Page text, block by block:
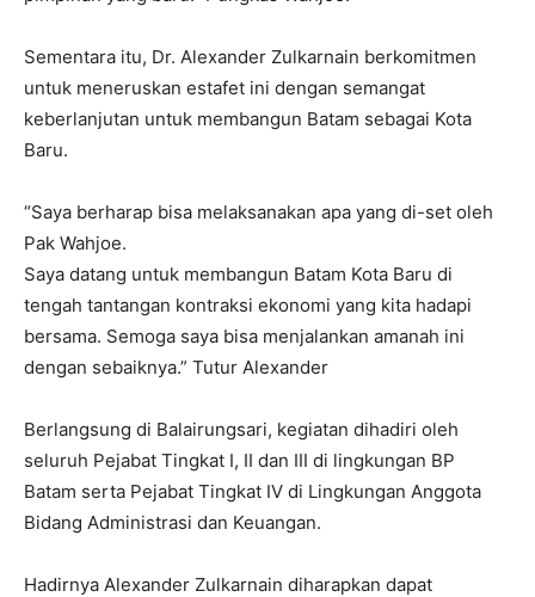
Sementara itu, Dr. Alexander Zulkarnain berkomitmen
untuk meneruskan estafet ini dengan semangat
keberlanjutan untuk membangun Batam sebagai Kota
Baru.
“Saya berharap bisa melaksanakan apa yang di-set oleh
Pak Wahjoe.
Saya datang untuk membangun Batam Kota Baru di
tengah tantangan kontraksi ekonomi yang kita hadapi
bersama. Semoga saya bisa menjalankan amanah ini
dengan sebaiknya.” Tutur Alexander
Berlangsung di Balairungsari, kegiatan dihadiri oleh
seluruh Pejabat Tingkat I, II dan III di lingkungan BP
Batam serta Pejabat Tingkat IV di Lingkungan Anggota
Bidang Administrasi dan Keuangan.
Hadirnya Alexander Zulkarnain diharapkan dapat